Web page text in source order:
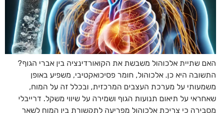
האם שתיית אלכוהול משבשת את הקואורדינציה בין אברי הגוף?
התשובה היא כן. אלכוהול, חומר פסיכואקטיבי, משפיע באופן
משמעותי על מערכת העצבים המרכזית, ובכלל זה על המוח,
שאחראי על תיאום תנועות הגוף ושמירה על שיווי משקל. דרייבלי
מסבירה כי צריכת אלכוהול מפריעה לתקשורת בין המוח לשאר